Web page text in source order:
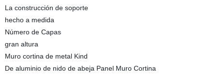
La construcción de soporte
hecho a medida
Número de Capas
gran altura
Muro cortina de metal Kind
De aluminio de nido de abeja Panel Muro Cortina